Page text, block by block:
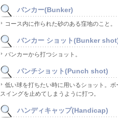
バンカー(Bunker)
コース内に作られた砂のある窪地のこと。
バンカー ショット(Bunker
バンカーから打つショット。
パンチショット(Punch shot)
低い球を打ちたい時に用いるショット。
スイングを止めてしまうように打つ。
ハンディキャップ(Handicap)